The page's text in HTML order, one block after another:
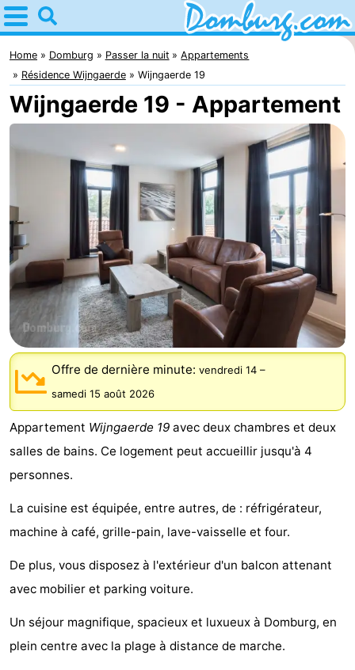
Home
Domburg
Astuces
Avec
Webcam
Plage
Passer
la
nuit
Appartements
-
Park
Loverendale
-
Résidence
Wijngaerde
Campings
Chambre
d'hôtes
Chaumières
-
Domburg
Hof
Domburg
-
Westhove
Hôtels
Home Domburg Passer la nuit
Appartements
Résidence Wijngaerde
Wijngaerde 19
Wijngaerde 19 - Appartement
Offre de dernière minute: vendredi 14 –
samedi 15 août 2026
Appartement Wijngaerde 19 avec deux chambres et deux
salles de bains. Ce logement peut accueillir jusqu'à 4
personnes.
La cuisine est équipée, entre autres, de : réfrigérateur,
machine à café, grille-pain, lave-vaisselle et four.
De plus, vous disposez à l'extérieur d'un balcon attenant
avec mobilier et parking voiture.
Un séjour magnifique, spacieux et luxueux à Domburg, en
plein centre avec la plage à distance de marche.